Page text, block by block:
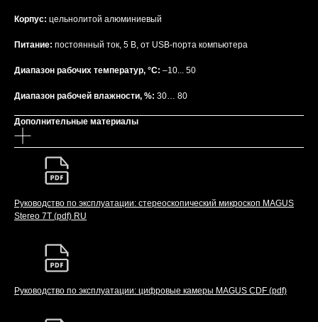
Корпус: цельнолитой алюминиевый
Питание: постоянный ток, 5 В, от USB-порта компьютера
Диапазон рабочих температур, °С: –10... 50
Диапазон рабочей влажности, %: 30… 80
Дополнительные материалы
Руководство по эксплуатации: стереоскопический микроскоп MAGUS
Stereo 7T (pdf) RU
Руководство по эксплуатации: цифровые камеры MAGUS CDF (pdf)